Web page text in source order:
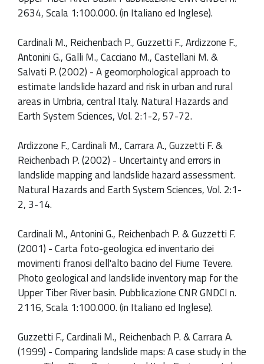
2634, Scala 1:100.000. (in Italiano ed Inglese).
Cardinali M., Reichenbach P., Guzzetti F., Ardizzone F.,
Antonini G., Galli M., Cacciano M., Castellani M. &
Salvati P. (2002) - A geomorphological approach to
estimate landslide hazard and risk in urban and rural
areas in Umbria, central Italy. Natural Hazards and
Earth System Sciences, Vol. 2:1-2, 57-72.
Ardizzone F., Cardinali M., Carrara A., Guzzetti F. &
Reichenbach P. (2002) - Uncertainty and errors in
landslide mapping and landslide hazard assessment.
Natural Hazards and Earth System Sciences, Vol. 2:1-
2, 3-14.
Cardinali M., Antonini G., Reichenbach P. & Guzzetti F.
(2001) - Carta foto-geologica ed inventario dei
movimenti franosi dell'alto bacino del Fiume Tevere.
Photo geological and landslide inventory map for the
Upper Tiber River basin. Pubblicazione CNR GNDCI n.
2116, Scala 1:100.000. (in Italiano ed Inglese).
Guzzetti F., Cardinali M., Reichenbach P. & Carrara A.
(1999) - Comparing landslide maps: A case study in the